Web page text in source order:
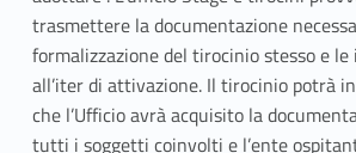
o
r
i
trasmettere la documentazione
formalizzazione del tirocinio stesso e
all’iter di attivazione. Il tirocinio potrà
che l’Ufficio avrà acquisito la
tutti i soggetti coinvolti e l’ente